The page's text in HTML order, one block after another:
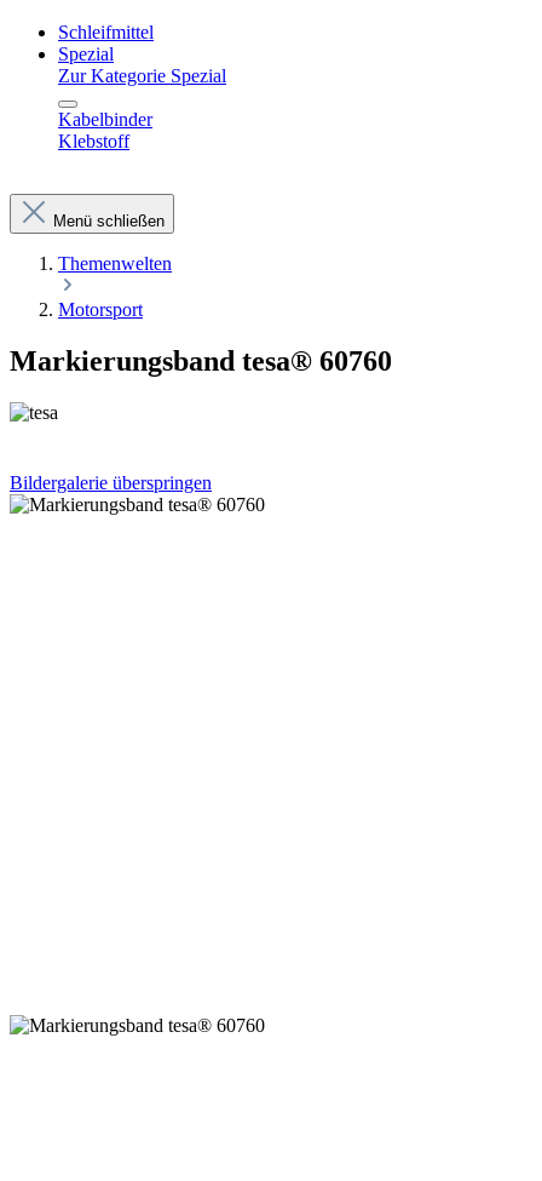
Schleifmittel
Spezial
Zur Kategorie Spezial
Kabelbinder
Klebstoff
Menü schließen
Themenwelten
Motorsport
Markierungsband tesa® 60760
Bildergalerie überspringen